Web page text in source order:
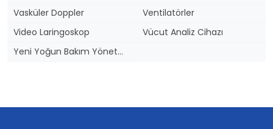
Vasküler Doppler
Ventilatörler
Video Laringoskop
Vücut Analiz Cihazı
Yeni Yoğun Bakım Yönetmeliği